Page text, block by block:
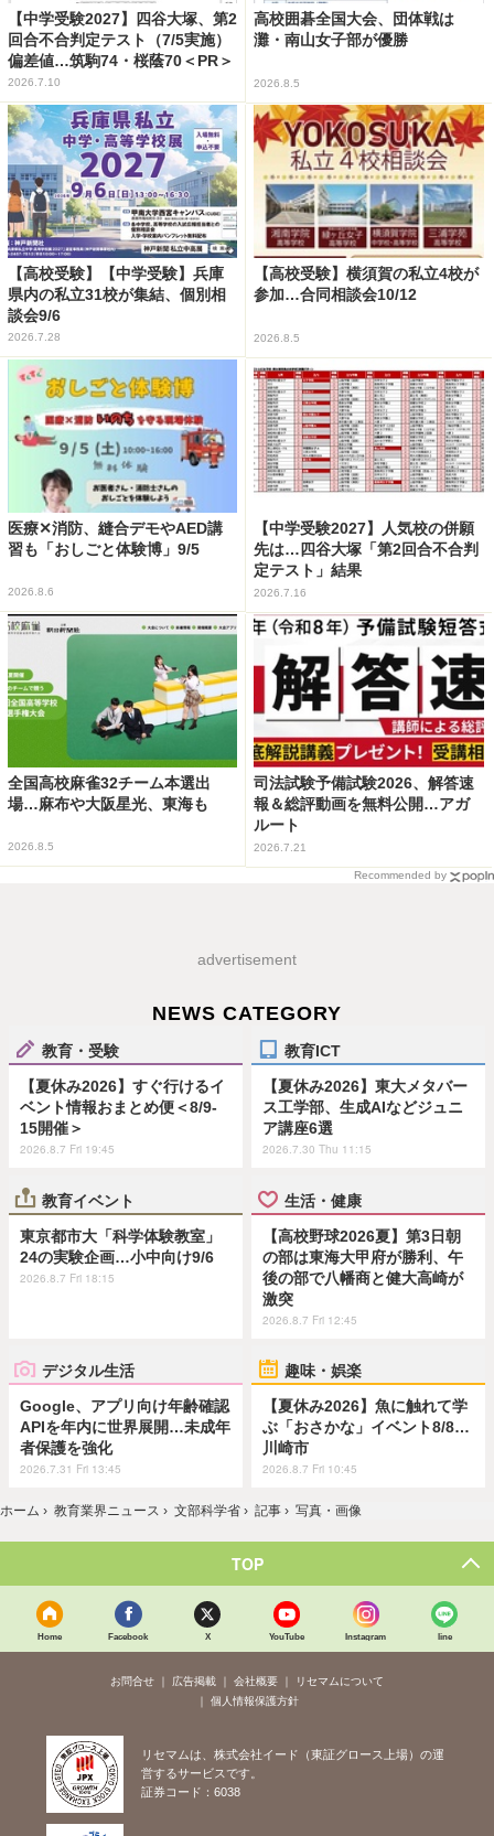
【中学受験2027】四谷大塚、第2
回合不合判定テスト（7/5実施）
偏差値…筑駒74・桜蔭70＜PR＞
2026.7.10
高校囲碁全国大会、団体戦は
灘・南山女子部が優勝
2026.8.5
【高校受験】【中学受験】兵庫
県内の私立31校が集結、個別相
談会9/6
2026.7.28
【高校受験】横須賀の私立4校が
参加…合同相談会10/12
2026.8.5
医療✕消防、縫合デモやAED講
習も「おしごと体験博」9/5
2026.8.6
【中学受験2027】人気校の併願
先は…四谷大塚「第2回合不合判
定テスト」結果
2026.7.16
全国高校麻雀32チーム本選出
場…麻布や大阪星光、東海も
2026.8.5
司法試験予備試験2026、解答速
報＆総評動画を無料公開…アガ
ルート
2026.7.21
Recommended by
advertisement
NEWS CATEGORY
教育・受験
【夏休み2026】すぐ行けるイ
ベント情報おまとめ便＜8/9-
15開催＞
2026.8.7 Fri 19:45
教育ICT
【夏休み2026】東大メタバー
ス工学部、生成AIなどジュニ
ア講座6選
2026.7.30 Thu 11:15
教育イベント
東京都市大「科学体験教室」
24の実験企画…小中向け9/6
2026.8.7 Fri 18:15
生活・健康
【高校野球2026夏】第3日朝
の部は東海大甲府が勝利、午
後の部で八幡商と健大高崎が
激突
2026.8.7 Fri 12:45
デジタル生活
Google、アプリ向け年齢確認
APIを年内に世界展開…未成年
者保護を強化
2026.7.31 Fri 13:45
趣味・娯楽
【夏休み2026】魚に触れて学
ぶ「おさかな」イベント8/8…
川崎市
2026.8.7 Fri 10:45
ホーム › 教育業界ニュース › 文部科学省 › 記事 › 写真・画像
TOP
Home Facebook X YouTube Instagram line
お問合せ 広告掲載 会社概要
リセマムについて
個人情報保護方針
リセマムは、株式会社イード（東証グロース上場）の運
営するサービスです。
証券コード：6038